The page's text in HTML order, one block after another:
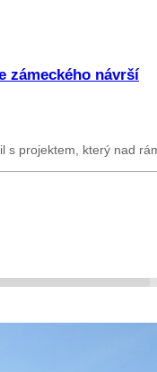
zámeckého návrší
s projektem, který nad